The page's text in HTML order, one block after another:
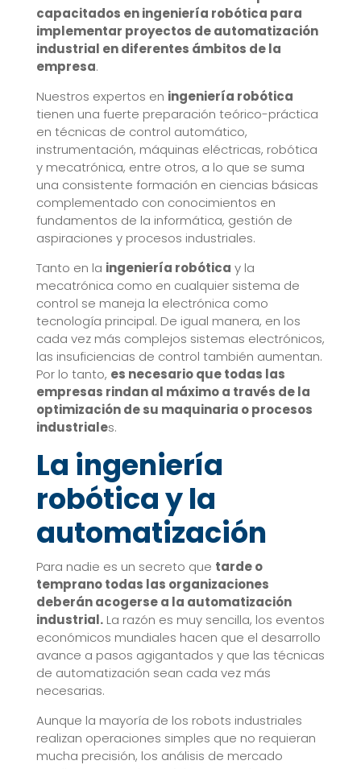
capacitados en ingeniería robótica para
implementar proyectos de automatización
industrial en diferentes ámbitos de la
empresa.
Nuestros expertos en ingeniería robótica
tienen una fuerte preparación teórico-práctica
en técnicas de control automático,
instrumentación, máquinas eléctricas, robótica
y mecatrónica, entre otros, a lo que se suma
una consistente formación en ciencias básicas
complementado con conocimientos en
fundamentos de la informática, gestión de
aspiraciones y procesos industriales.
Tanto en la ingeniería robótica y la
mecatrónica como en cualquier sistema de
control se maneja la electrónica como
tecnología principal. De igual manera, en los
cada vez más complejos sistemas electrónicos,
las insuficiencias de control también aumentan.
Por lo tanto, es necesario que todas las
empresas rindan al máximo a través de la
optimización de su maquinaria o procesos
industriales.
La ingeniería
robótica y la
automatización
Para nadie es un secreto que tarde o
temprano todas las organizaciones
deberán acogerse a la automatización
industrial.La razón es muy sencilla, los eventos
económicos mundiales hacen que el desarrollo
avance a pasos agigantados y que las técnicas
de automatización sean cada vez más
necesarias.
Aunque la mayoría de los robots industriales
realizan operaciones simples que no requieran
mucha precisión, los análisis de mercado